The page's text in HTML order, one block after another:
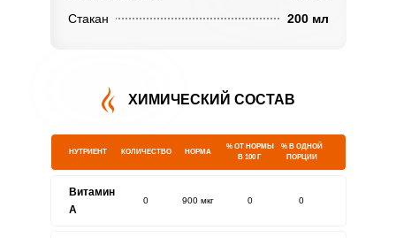
Стакан
200 мл
ХИМИЧЕСКИЙ СОСТАВ
НУТРИЕНТ КОЛИЧЕСТВО НОРМА
% ОТ НОРМЫ
В 100 Г
% В ОДНОЙ
ПОРЦИИ
Витамин
A
0 900 мкг 0 0